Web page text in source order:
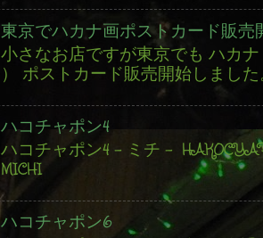
東京でハカナ画ポストカード販売
小さなお店ですが東京でも ハカ
） ポストカード販売開始しまし
ハコチャポン4
ハコチャポン4 - ミチ -
MICHI
ハコチャポン6